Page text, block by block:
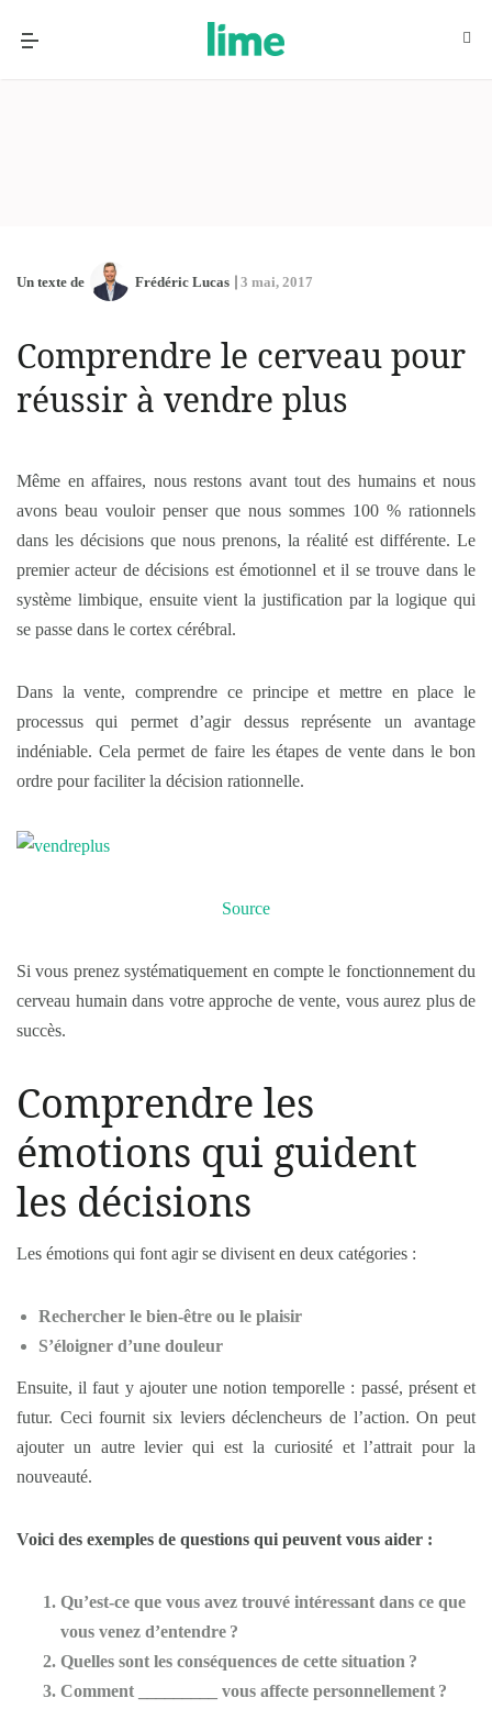
Un texte de Frédéric Lucas 3 mai, 2017
Comprendre le cerveau pour
réussir à vendre plus
Même en affaires, nous restons avant tout des humains et nous
avons beau vouloir penser que nous sommes 100 % rationnels
dans les décisions que nous prenons, la réalité est différente. Le
premier acteur de décisions est émotionnel et il se trouve dans le
système limbique, ensuite vient la justification par la logique qui
se passe dans le cortex cérébral.
Dans la vente, comprendre ce principe et mettre en place le
processus qui permet d’agir dessus représente un avantage
indéniable. Cela permet de faire les étapes de vente dans le bon
ordre pour faciliter la décision rationnelle.
Source
Si vous prenez systématiquement en compte le fonctionnement du
cerveau humain dans votre approche de vente, vous aurez plus de
succès.
Comprendre les
émotions qui guident
les décisions
Les émotions qui font agir se divisent en deux catégories :
Rechercher le bien-être ou le plaisir
S’éloigner d’une douleur
Ensuite, il faut y ajouter une notion temporelle : passé, présent et
futur. Ceci fournit six leviers déclencheurs de l’action. On peut
ajouter un autre levier qui est la curiosité et l’attrait pour la
nouveauté.
Voici des exemples de questions qui peuvent vous aider :
Qu’est-ce que vous avez trouvé intéressant dans ce que
vous venez d’entendre ?
Quelles sont les conséquences de cette situation ?
Comment _________ vous affecte personnellement ?